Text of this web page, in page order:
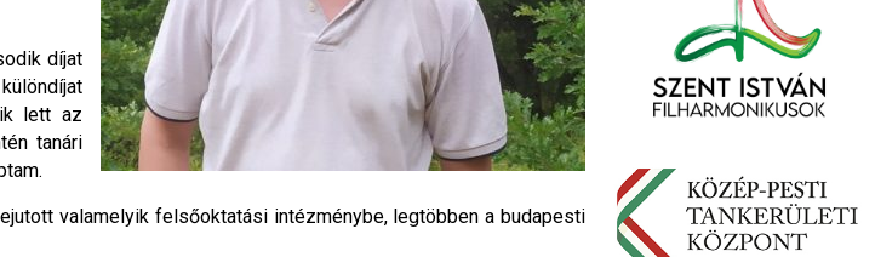
díjat
lett az
tanári
valamelyik felsőoktatási intézménybe, legtöbben a budapesti